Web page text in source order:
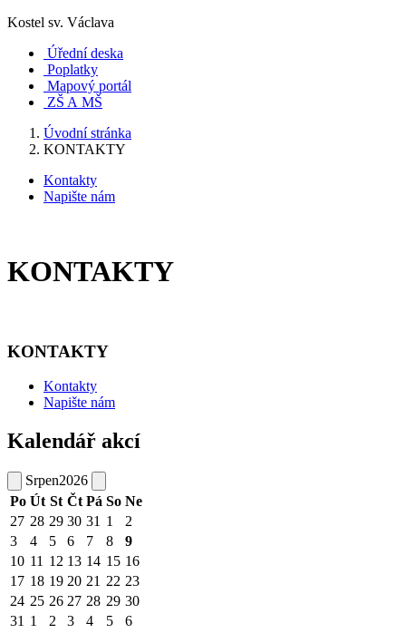
Kostel sv. Václava
Úřední deska
Poplatky
Mapový portál
ZŠ A MŠ
Úvodní stránka
KONTAKTY
Kontakty
Napište nám
KONTAKTY
KONTAKTY
Kontakty
Napište nám
Kalendář akcí
Srpen2026
Po Út St Čt Pá So Ne
27 28 29 30 31 1
2
3
4 5 6 7 8
9
10 11 12 13 14 15 16
17 18 19 20 21 22 23
24 25 26 27 28 29 30
31 1 2 3 4 5 6